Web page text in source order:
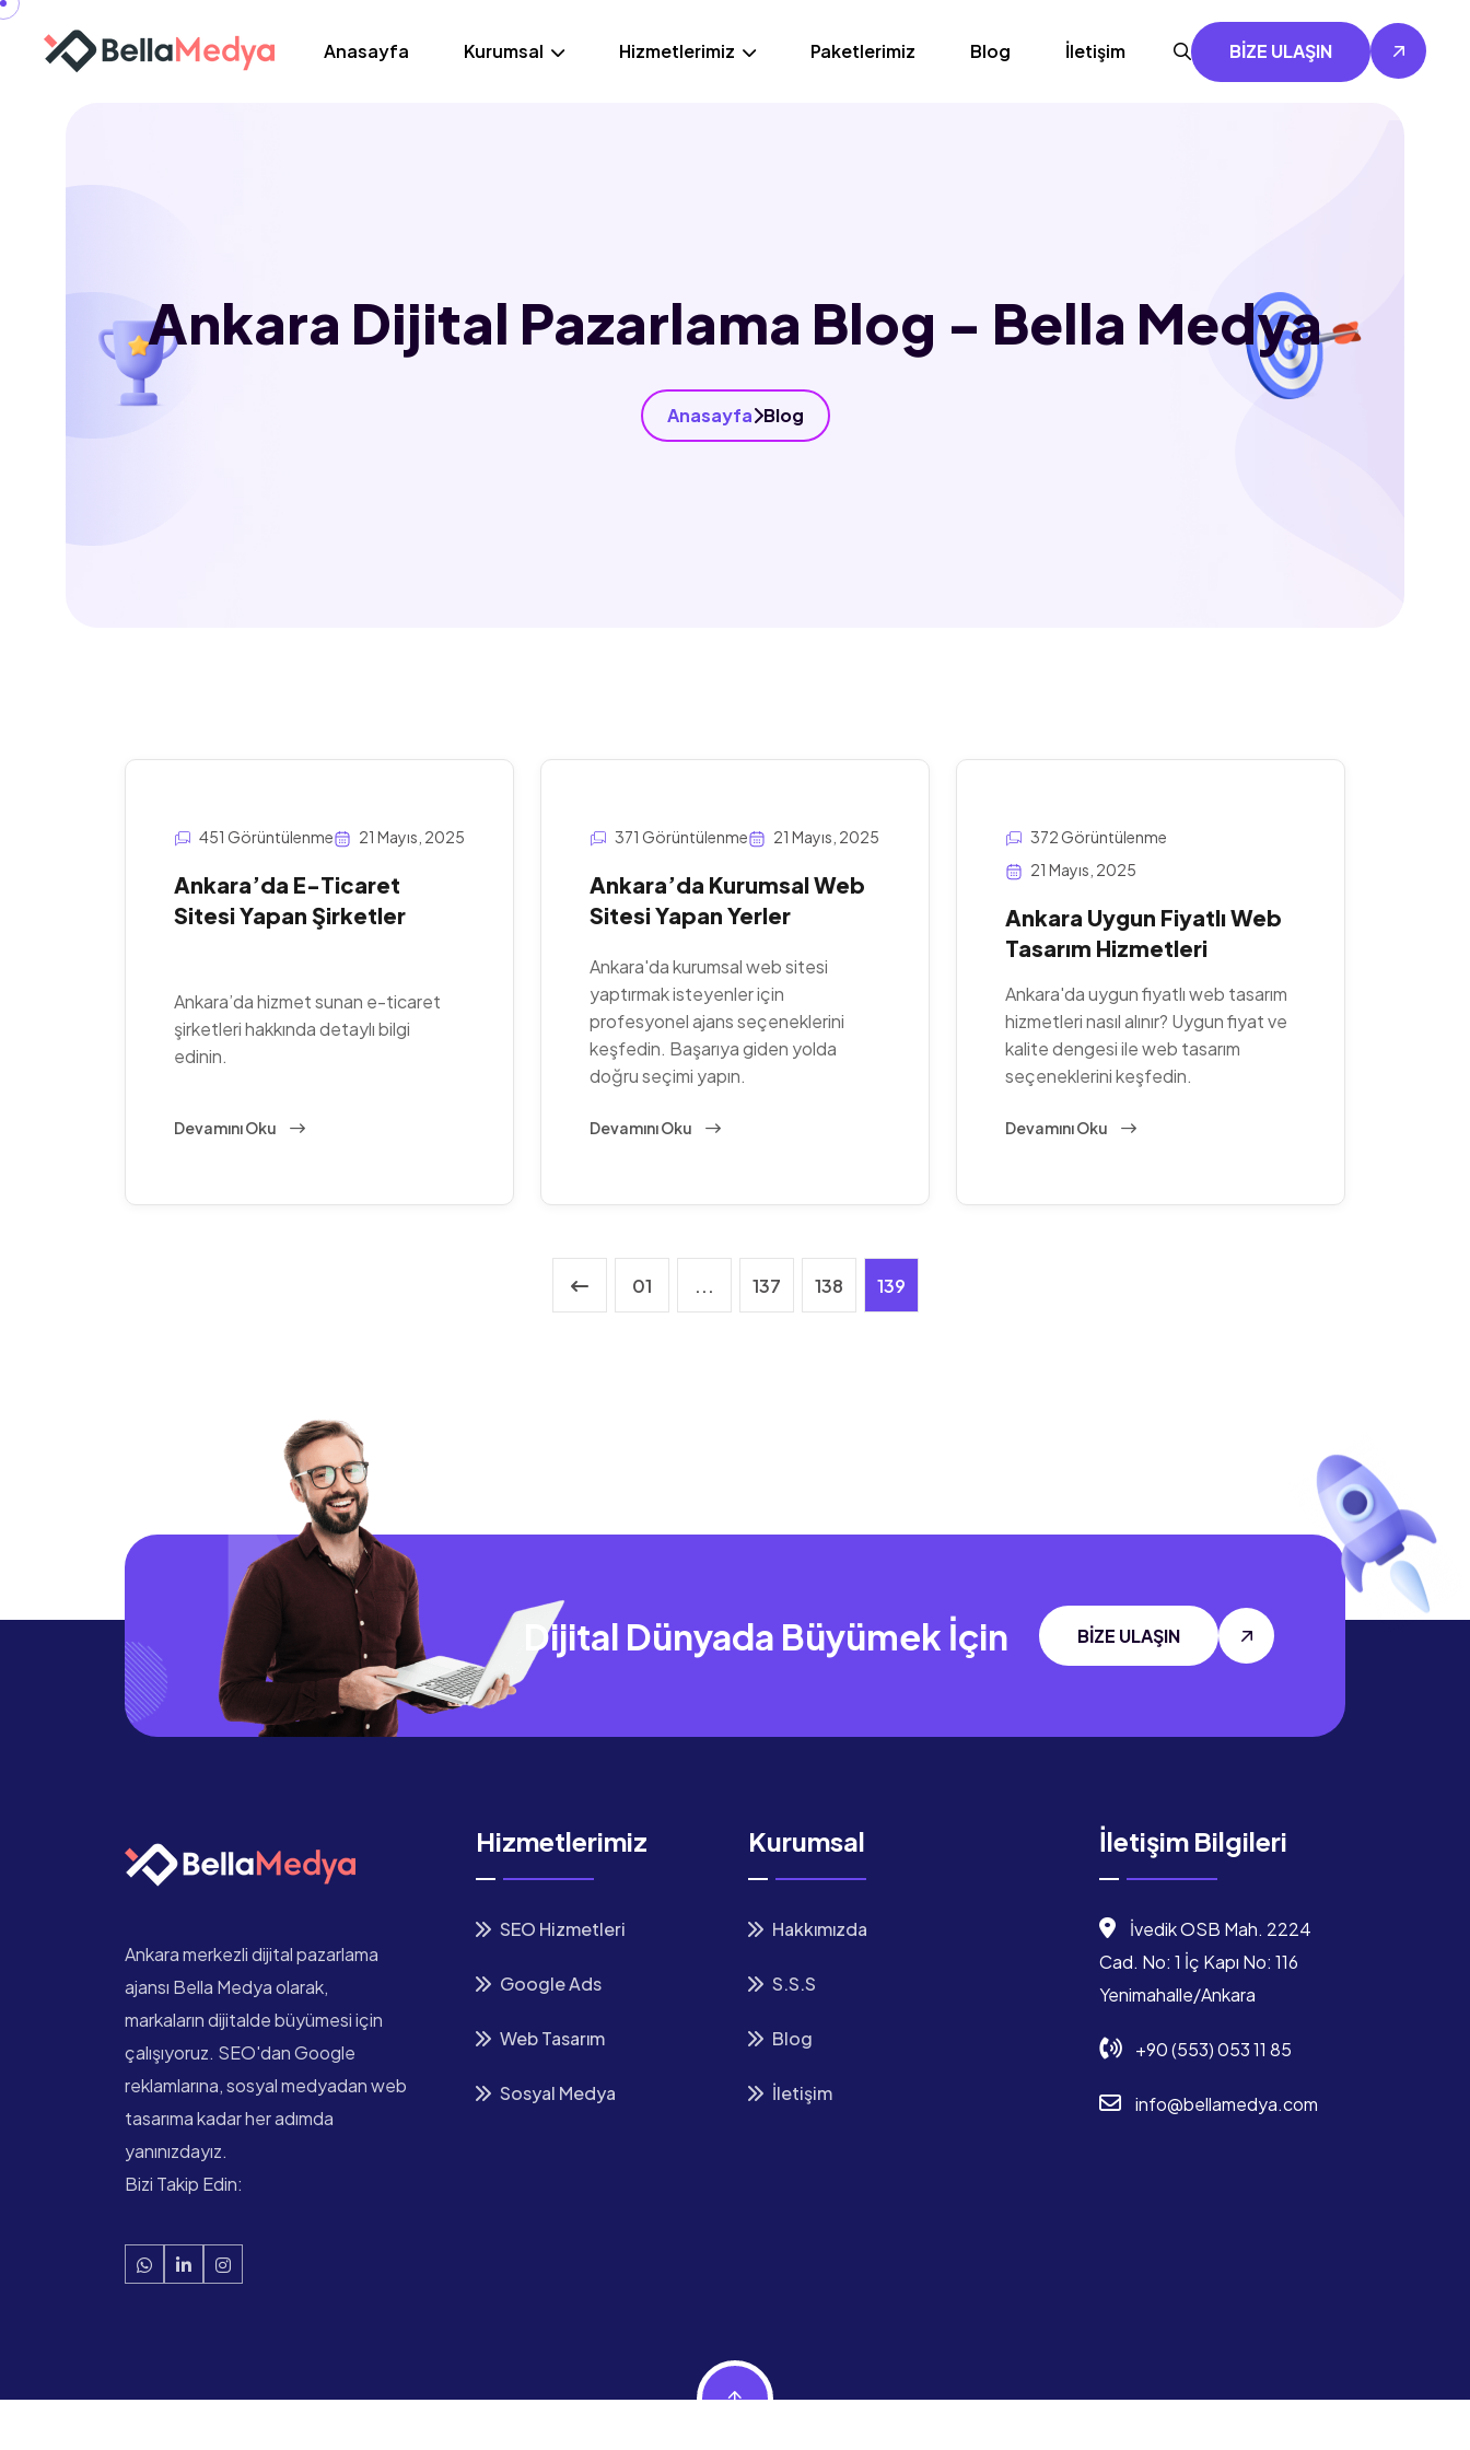
Anasayfa Kurumsal Hizmetlerimiz Paketlerimiz Blog İletişim BİZE ULAŞIN
Ankara Dijital Pazarlama Blog - Bella Medya
Anasayfa Blog
451 Görüntülenme 21 Mayıs, 2025
Ankara’da E-Ticaret
Sitesi Yapan Şirketler
Ankara’da hizmet sunan e-ticaret
şirketleri hakkında detaylı bilgi
edinin.
Devamını Oku
371 Görüntülenme 21 Mayıs, 2025
Ankara’da Kurumsal Web
Sitesi Yapan Yerler
Ankara'da kurumsal web sitesi
yaptırmak isteyenler için
profesyonel ajans seçeneklerini
keşfedin. Başarıya giden yolda
doğru seçimi yapın.
Devamını Oku
372 Görüntülenme
21 Mayıs, 2025
Ankara Uygun Fiyatlı Web
Tasarım Hizmetleri
Ankara'da uygun fiyatlı web tasarım
hizmetleri nasıl alınır? Uygun fiyat ve
kalite dengesi ile web tasarım
seçeneklerini keşfedin.
Devamını Oku
01 ... 137 138 139
Dijital Dünyada Büyümek İçin BİZE ULAŞIN
Ankara merkezli dijital pazarlama
ajansı Bella Medya olarak,
markaların dijitalde büyümesi için
çalışıyoruz. SEO'dan Google
reklamlarına, sosyal medyadan web
tasarıma kadar her adımda
yanınızdayız.
Bizi Takip Edin:
Hizmetlerimiz
SEO Hizmetleri
Google Ads
Web Tasarım
Sosyal Medya
Kurumsal
Hakkımızda
S.S.S
Blog
İletişim
İletişim Bilgileri
İvedik OSB Mah. 2224
Cad. No: 1 İç Kapı No: 116
Yenimahalle/Ankara
+90 (553) 053 11 85
info@bellamedya.com